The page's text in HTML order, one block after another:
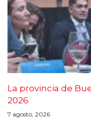
La provincia de
2026
7 agosto, 2026